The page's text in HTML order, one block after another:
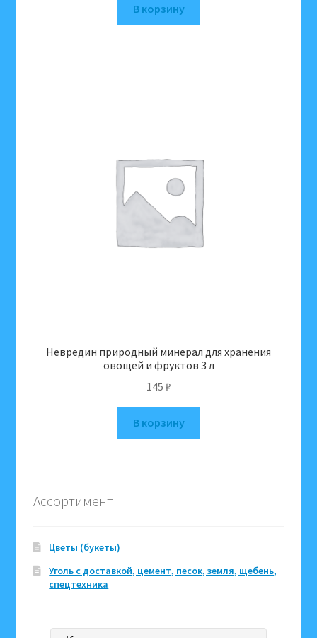
В корзину
Невредин природный минерал для хранения
овощей и фруктов 3 л
145 ₽
В корзину
Ассортимент
Цветы (букеты)
Уголь с доставкой, цемент, песок, земля, щебень,
спецтехника